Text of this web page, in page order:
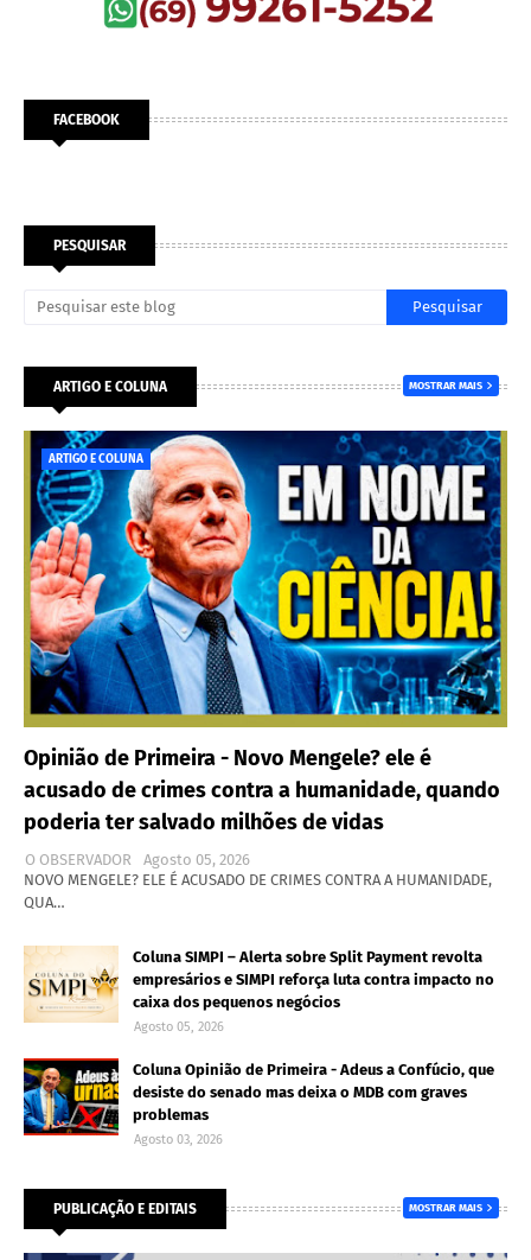
FACEBOOK
PESQUISAR
ARTIGO E COLUNA MOSTRAR MAIS
ARTIGO E COLUNA
Opinião de Primeira - Novo Mengele? ele é
acusado de crimes contra a humanidade, quando
poderia ter salvado milhões de vidas
O OBSERVADOR
Agosto 05, 2026
NOVO MENGELE? ELE É ACUSADO DE CRIMES CONTRA A HUMANIDADE,
QUA…
Coluna SIMPI – Alerta sobre Split Payment revolta
empresários e SIMPI reforça luta contra impacto no
caixa dos pequenos negócios
Agosto 05, 2026
Coluna Opinião de Primeira - Adeus a Confúcio, que
desiste do senado mas deixa o MDB com graves
problemas
Agosto 03, 2026
PUBLICAÇÃO E EDITAIS MOSTRAR MAIS